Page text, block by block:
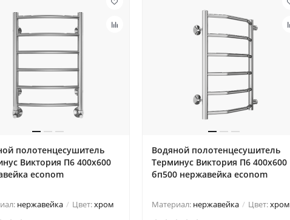
полотенцесушитель
Виктория П6 400х600
econom
нержавейка Цвет:хром
Водяной полотенцесушитель
Терминус Виктория П6 400х600
бп500 нержавейка econom
Материал: нержавейка Цвет:хром